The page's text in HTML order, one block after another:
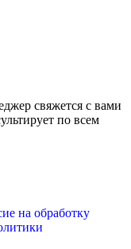
свяжется с вами
по всем
на обработку